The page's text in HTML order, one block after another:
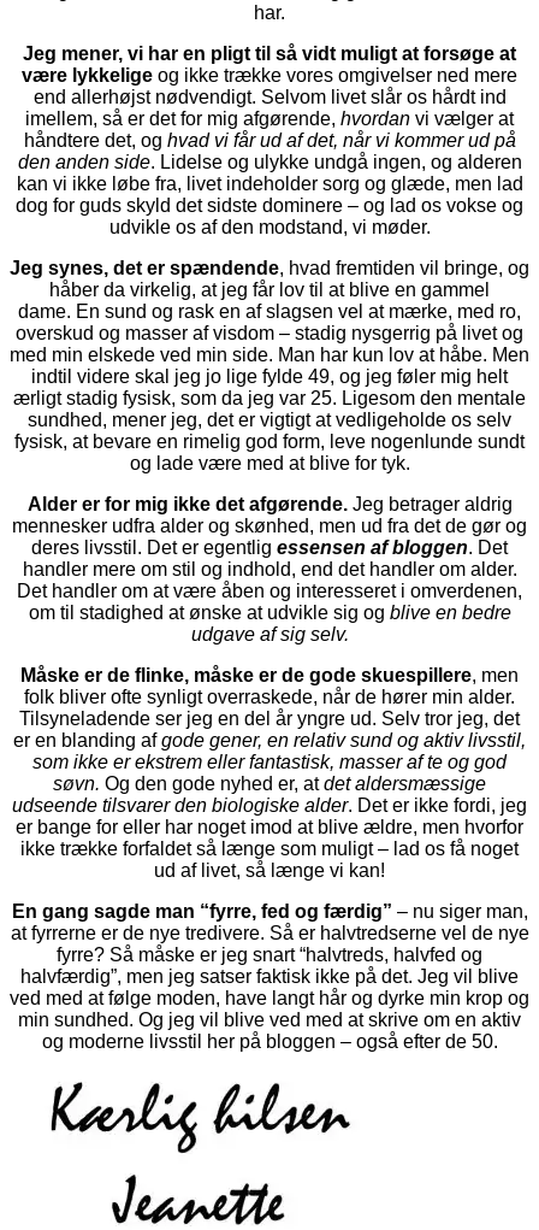
har.
Jeg mener, vi har en pligt til så vidt muligt at forsøge at
være lykkelige og ikke trække vores omgivelser ned mere
end allerhøjst nødvendigt. Selvom livet slår os hårdt ind
imellem, så er det for mig afgørende, hvordan vi vælger at
håndtere det, og hvad vi får ud af det, når vi kommer ud på
den anden side. Lidelse og ulykke undgå ingen, og alderen
kan vi ikke løbe fra, livet indeholder sorg og glæde, men lad
dog for guds skyld det sidste dominere – og lad os vokse og
udvikle os af den modstand, vi møder.
Jeg synes, det er spændende, hvad fremtiden vil bringe, og
håber da virkelig, at jeg får lov til at blive en gammel
dame. En sund og rask en af slagsen vel at mærke, med ro,
overskud og masser af visdom – stadig nysgerrig på livet og
med min elskede ved min side. Man har kun lov at håbe. Men
indtil videre skal jeg jo lige fylde 49, og jeg føler mig helt
ærligt stadig fysisk, som da jeg var 25. Ligesom den mentale
sundhed, mener jeg, det er vigtigt at vedligeholde os selv
fysisk, at bevare en rimelig god form, leve nogenlunde sundt
og lade være med at blive for tyk.
Alder er for mig ikke det afgørende.Jeg betrager aldrig
mennesker udfra alder og skønhed, men ud fra det de gør og
deres livsstil. Det er egentlig essensen af bloggen. Det
handler mere om stil og indhold, end det handler om alder.
Det handler om at være åben og interesseret i omverdenen,
om til stadighed at ønske at udvikle sig og blive en bedre
udgave af sig selv.
Måske er de flinke, måske er de gode skuespillere, men
folk bliver ofte synligt overraskede, når de hører min alder.
Tilsyneladende ser jeg en del år yngre ud. Selv tror jeg, det
er en blanding afgode gener, en relativ sund og aktiv livsstil,
som ikke er ekstrem eller fantastisk, masser af te og god
søvn. Og den gode nyhed er, atdet aldersmæssige
udseende tilsvarer den biologiske alder. Det er ikke fordi, jeg
er bange for eller har noget imod at blive ældre, men hvorfor
ikke trække forfaldet så længe som muligt – lad os få noget
ud af livet, så længe vi kan!
En gang sagde man “fyrre, fed og færdig” – nu siger man,
at fyrrerne er de nye tredivere. Så er halvtredserne vel de nye
fyrre? Så måske er jeg snart “halvtreds, halvfed og
halvfærdig”, men jeg satser faktisk ikke på det. Jeg vil blive
ved med at følge moden, have langt hår og dyrke min krop og
min sundhed. Og jeg vil blive ved med at skrive om en aktiv
og moderne livsstil her på bloggen – også efter de 50.